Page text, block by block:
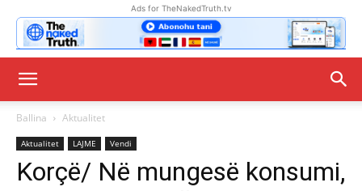
Ads for TheNakedTruth.tv
Ballina Aktualitet
Aktualitet LAJME Vendi
Korçë/ Në mungesë konsumi,